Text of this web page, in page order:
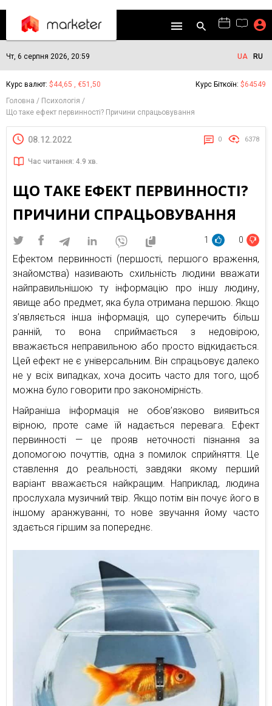
Чт, 6 серпня 2026, 20:59 UA RU
Курс валют: $44,65 , €51,50 Курс Біткоїн: $64549
Головна
Психологія
Що таке ефект первинності? Причини спрацьовування
08.12.2022 0 6378
Час читання: 4.9 хв.
ЩО ТАКЕ ЕФЕКТ ПЕРВИННОСТІ?
ПРИЧИНИ СПРАЦЬОВУВАННЯ
1 0
Ефектом первинності (першості, першого враження,
знайомства) називають схильність людини вважати
найправильнішою ту інформацію про іншу людину,
явище або предмет, яка була отримана першою. Якщо
з’являється інша інформація, що суперечить більш
ранній, то вона сприймається з недовірою,
вважається неправильною або просто відкидається.
Цей ефект не є універсальним. Він спрацьовує далеко
не у всіх випадках, хоча досить часто для того, щоб
можна було говорити про закономірність.
Найраніша інформація не обов’язково виявиться
вірною, проте саме їй надається перевага. Ефект
первинності — це прояв неточності пізнання за
допомогою почуттів, одна з помилок сприйняття. Це
ставлення до реальності, завдяки якому перший
варіант вважається найкращим. Наприклад, людина
прослухала музичний твір. Якщо потім він почує його в
іншому аранжуванні, то нове звучання йому часто
здається гіршим за попереднє.